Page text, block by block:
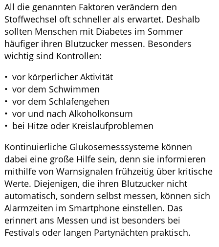
All die genannten Faktoren verändern den
Stoffwechsel oft schneller als erwartet. Deshalb
sollten Menschen mit Diabetes im Sommer
häufiger ihren Blutzucker messen. Besonders
wichtig sind Kontrollen:
vor körperlicher Aktivität
vor dem Schwimmen
vor dem Schlafengehen
vor und nach Alkoholkonsum
bei Hitze oder Kreislaufproblemen
Kontinuierliche Glukosemesssysteme können
dabei eine große Hilfe sein, denn sie informieren
mithilfe von Warnsignalen frühzeitig über kritische
Werte. Diejenigen, die ihren Blutzucker nicht
automatisch, sondern selbst messen, können sich
Alarmzeiten im Smartphone einstellen. Das
erinnert ans Messen und ist besonders bei
Festivals oder langen Partynächten praktisch.